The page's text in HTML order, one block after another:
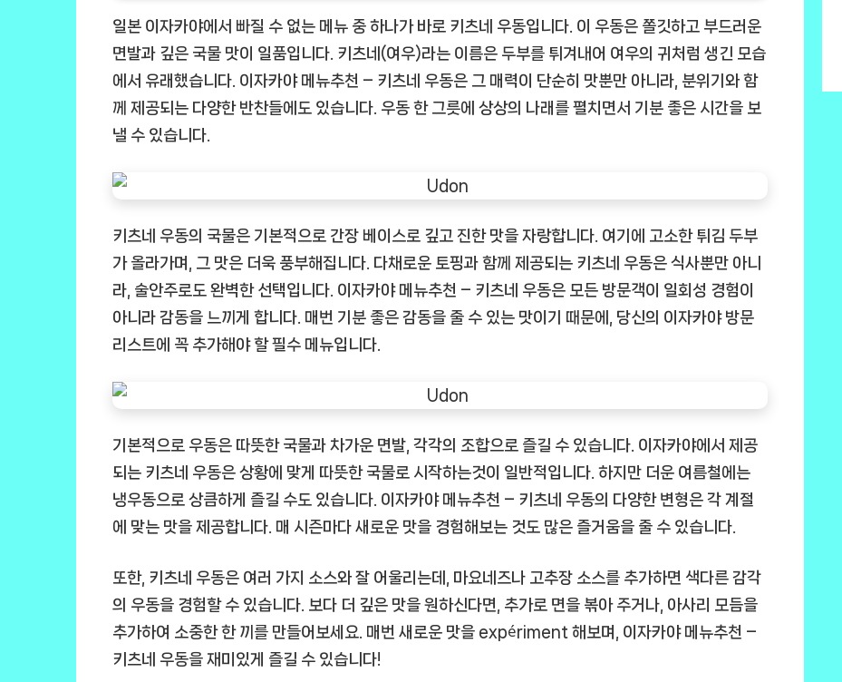
일본 이자카야에서 빠질 수 없는 메뉴 중 하나가 바로 키츠네 우동입니다. 이 우동은 쫄깃하고 부드러운
면발과 깊은 국물 맛이 일품입니다. 키츠네(여우)라는 이름은 두부를 튀겨내어 여우의 귀처럼 생긴 모습
에서 유래했습니다. 이자카야 메뉴추천 – 키츠네 우동은 그 매력이 단순히 맛뿐만 아니라, 분위기와 함
께 제공되는 다양한 반찬들에도 있습니다. 우동 한 그릇에 상상의 나래를 펼치면서 기분 좋은 시간을 보
낼 수 있습니다.
키츠네 우동의 국물은 기본적으로 간장 베이스로 깊고 진한 맛을 자랑합니다. 여기에 고소한 튀김 두부
가 올라가며, 그 맛은 더욱 풍부해집니다. 다채로운 토핑과 함께 제공되는 키츠네 우동은 식사뿐만 아니
라, 술안주로도 완벽한 선택입니다. 이자카야 메뉴추천 – 키츠네 우동은 모든 방문객이 일회성 경험이
아니라 감동을 느끼게 합니다. 매번 기분 좋은 감동을 줄 수 있는 맛이기 때문에, 당신의 이자카야 방문
리스트에 꼭 추가해야 할 필수 메뉴입니다.
기본적으로 우동은 따뜻한 국물과 차가운 면발, 각각의 조합으로 즐길 수 있습니다. 이자카야에서 제공
되는 키츠네 우동은 상황에 맞게 따뜻한 국물로 시작하는것이 일반적입니다. 하지만 더운 여름철에는
냉우동으로 상큼하게 즐길 수도 있습니다. 이자카야 메뉴추천 – 키츠네 우동의 다양한 변형은 각 계절
에 맞는 맛을 제공합니다. 매 시즌마다 새로운 맛을 경험해보는 것도 많은 즐거움을 줄 수 있습니다.
또한, 키츠네 우동은 여러 가지 소스와 잘 어울리는데, 마요네즈나 고추장 소스를 추가하면 색다른 감각
의 우동을 경험할 수 있습니다. 보다 더 깊은 맛을 원하신다면, 추가로 면을 볶아 주거나, 아사리 모듬을
추가하여 소중한 한 끼를 만들어보세요. 매번 새로운 맛을 expériment 해보며, 이자카야 메뉴추천 –
키츠네 우동을 재미있게 즐길 수 있습니다!